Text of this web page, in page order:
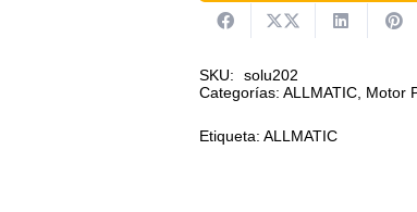
SKU:
solu202
Categorías: ALLMATIC Motor
Etiqueta: ALLMATIC